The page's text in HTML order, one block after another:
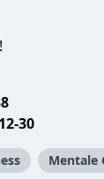
30
Mentale